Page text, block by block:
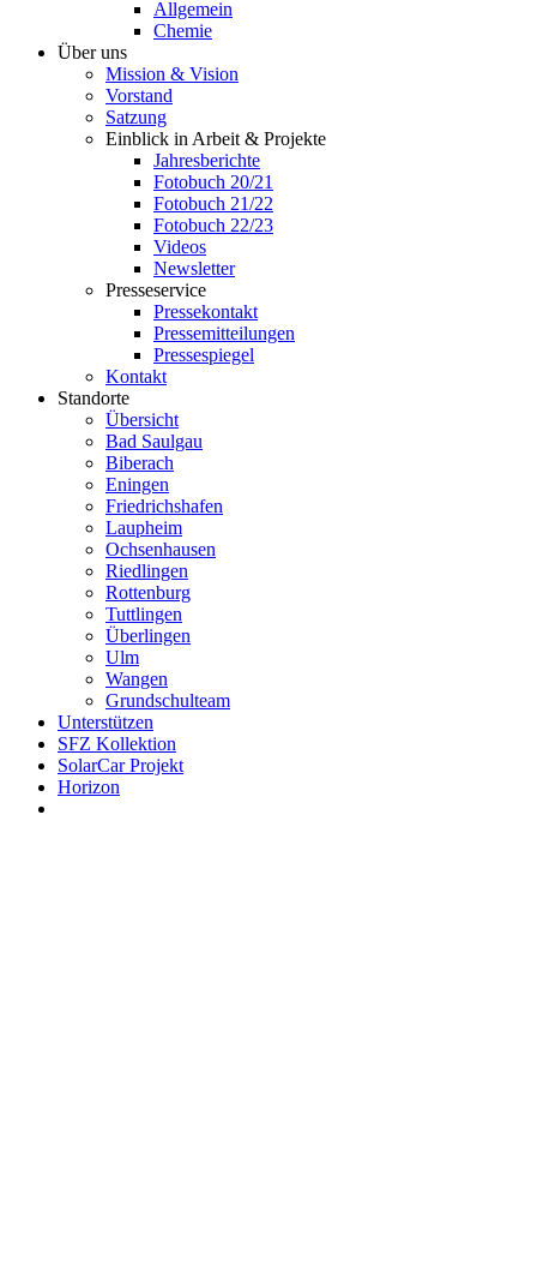
Allgemein
Chemie
Über uns
Mission & Vision
Vorstand
Satzung
Einblick in Arbeit & Projekte
Jahresberichte
Fotobuch 20/21
Fotobuch 21/22
Fotobuch 22/23
Videos
Newsletter
Presseservice
Pressekontakt
Pressemitteilungen
Pressespiegel
Kontakt
Standorte
Übersicht
Bad Saulgau
Biberach
Eningen
Friedrichshafen
Laupheim
Ochsenhausen
Riedlingen
Rottenburg
Tuttlingen
Überlingen
Ulm
Wangen
Grundschulteam
Unterstützen
SFZ Kollektion
SolarCar Projekt
Horizon